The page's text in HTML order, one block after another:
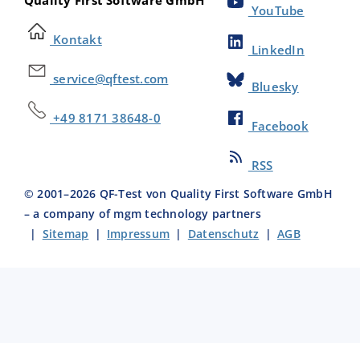
Kontakt
service@qftest.com
+49 8171 38648-0
YouTube
LinkedIn
Bluesky
Facebook
RSS
© 2001–2026 QF-Test von Quality First Software GmbH
– a company of mgm technology partners
| Sitemap | Impressum | Datenschutz |AGB